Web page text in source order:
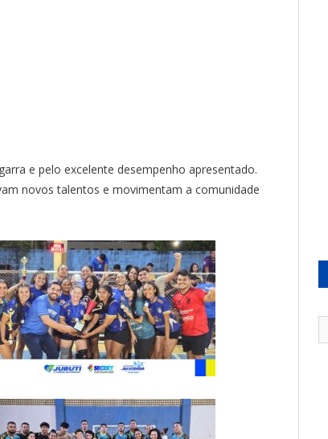
e pelo excelente desempenho apresentado.
novos talentos e movimentam a comunidade